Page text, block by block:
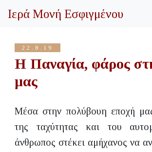
22.8.19
Η Παναγία, φάρος
μας
Μέσα στην πολύβουη εποχή
της ταχύτητας και του
άνθρωπος στέκει αμήχανος να
Ιερά Μονή Εσφιγμένου